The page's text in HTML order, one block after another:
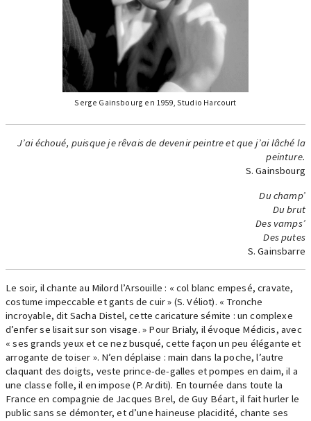
Serge Gainsbourg en 1959, Studio Harcourt
J’ai échoué, puisque je rêvais de devenir peintre et que j’ai lâché la
peinture.
S. Gainsbourg
Du champ’
Du brut
Des vamps’
Des putes
S. Gainsbarre
Le soir, il chante au Milord l’Arsouille : « col blanc empesé, cravate,
costume impeccable et gants de cuir » (S. Véliot). « Tronche
incroyable, dit Sacha Distel, cette caricature sémite : un complexe
d’enfer se lisait sur son visage. » Pour Brialy, il évoque Médicis, avec
« ses grands yeux et ce nez busqué, cette façon un peu élégante et
arrogante de toiser ». N’en déplaise : main dans la poche, l’autre
claquant des doigts, veste prince-de-galles et pompes en daim, il a
une classe folle, il en impose (P. Arditi). En tournée dans toute la
France en compagnie de Jacques Brel, de Guy Béart, il fait hurler le
public sans se démonter, et d’une haineuse placidité, chante ses